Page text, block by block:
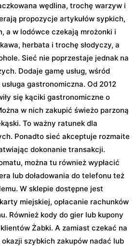
wędlina, trochę warzyw i
propozycje artykułów sypkich,
a w lodówce czekają mrożonki i
herbata i trochę słodyczy, a
Sieć nie poprzestaje jednak na
Dodaje gamę usług, wśród
gastronomiczna. Od 2012
się kąciki gastronomiczne o
w nich zakupić świeżo parzoną
To ważny ratunek dla
Ponadto sieć akceptuje rozmaite
dokonanie transakcji.
można tu również wypłacić
lub doładowania do telefonu też
W sklepie dostępne jest
miejskiej, opłacanie rachunków
Również kody do gier lub kupony
Żabki. A zamiast czekać na
szybkich zakupów nadać lub